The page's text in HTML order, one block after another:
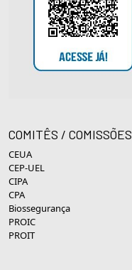
COMITÊS / COMISSÕES
CEUA
CEP-UEL
CIPA
CPA
Biossegurança
PROIC
PROIT